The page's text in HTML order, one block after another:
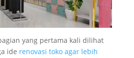
yang pertama kali dilihat
ide renovasi toko agar lebih